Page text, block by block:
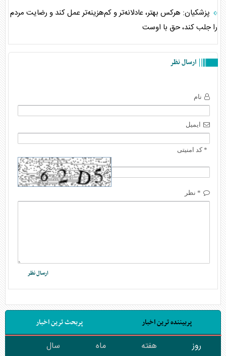
پزشکیان: هرکس بهتر، عادلانه‌تر و کم‌هزینه‌تر عمل کند و رضایت مردم
را جلب کند، حق با اوست
ارسال نظر
نام
ایمیل
* کد امنیتی
* نظر
پربیننده ترین اخبار پربحث ترین اخبار
روز هفته ماه سال